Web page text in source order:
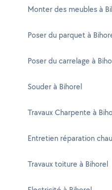
Monter des meubles à
Poser du parquet à
Poser du carrelage à
Souder à Bihorel
Travaux Charpente à
Entretien réparation
Travaux toiture à Bihorel